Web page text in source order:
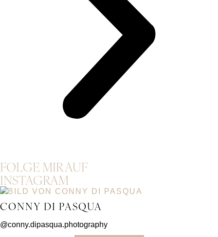
FOLGE MIR AUF
INSTAGRAM
CONNY DI PASQUA
@conny.dipasqua.photography